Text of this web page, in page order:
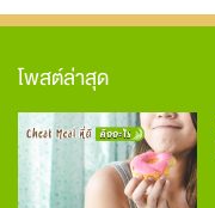
โพสต์ล่าสุด